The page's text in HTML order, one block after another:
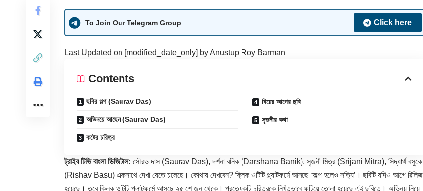
To Join Our Telegram Group Click here
Last Updated on [modified_date_only] byAnustup Roy Barman
Contents
ছবির গল্প (Saurav Das)
অভিনয়ে আছেন (Saurav Das)
কষ্টের চরিত্র
বিয়ের আগের ছবি
সৃজনীর কথা
ট্রাইব টিভি বাংলা ডিজিটাল: সৌরভ দাস (Saurav Das), দর্শনা বনিক (Darshana Banik), সৃজনী মিত্র (Srijani Mitra), সিদ্ধার্থ বসুকে
(Rishav Basu) একসাথে দেখা যেতে চলেছে। কোথায় দেখবেন? ক্লিক ওটিটি প্ল্যাটফর্মে আসছে ‘অল্প হলেও সত্যি’। ছবিটি যদিও আগে রিলিজ
হয়েছে। তবে ক্লিক ওটিটি প্লাটফর্মে আসছে ২৫ শে জুন থেকে। প্রত্যেকটি চরিত্রকে নিখুঁতভাবে ফুটিয়ে তোলা হয়েছে এই ছবিতে। অভিনয় নিয়ে